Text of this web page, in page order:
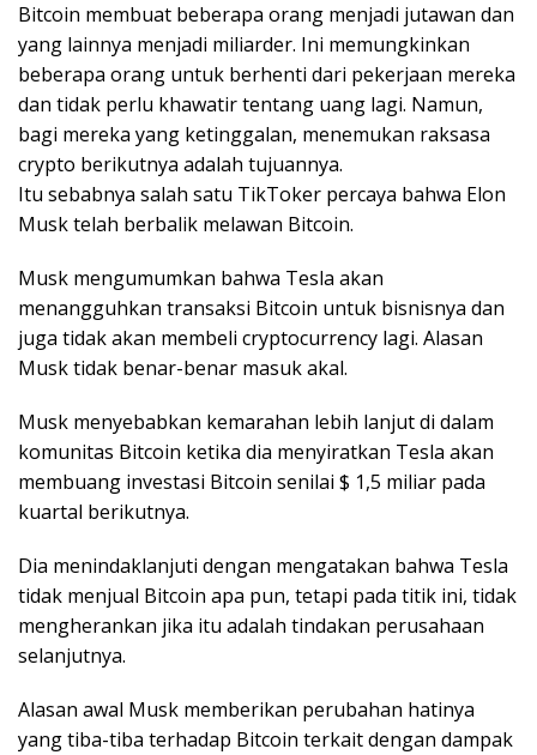
Bitcoin membuat beberapa orang menjadi jutawan dan
yang lainnya menjadi miliarder. Ini memungkinkan
beberapa orang untuk berhenti dari pekerjaan mereka
dan tidak perlu khawatir tentang uang lagi. Namun,
bagi mereka yang ketinggalan, menemukan raksasa
crypto berikutnya adalah tujuannya.
Itu sebabnya salah satu TikToker percaya bahwa Elon
Musk telah berbalik melawan Bitcoin.
Musk mengumumkan bahwa Tesla akan
menangguhkan transaksi Bitcoin untuk bisnisnya dan
juga tidak akan membeli cryptocurrency lagi. Alasan
Musk tidak benar-benar masuk akal.
Musk menyebabkan kemarahan lebih lanjut di dalam
komunitas Bitcoin ketika dia menyiratkan Tesla akan
membuang investasi Bitcoin senilai $ 1,5 miliar pada
kuartal berikutnya.
Dia menindaklanjuti dengan mengatakan bahwa Tesla
tidak menjual Bitcoin apa pun, tetapi pada titik ini, tidak
mengherankan jika itu adalah tindakan perusahaan
selanjutnya.
Alasan awal Musk memberikan perubahan hatinya
yang tiba-tiba terhadap Bitcoin terkait dengan dampak